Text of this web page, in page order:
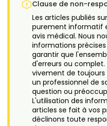
Clause de non-
Les articles publiés
purement informatif
avis médical. Nous
informations
garantir que
d'erreurs ou
vivement de
un professionnel de
question ou
L'utilisation des
articles se fait à vos
déclinons toute